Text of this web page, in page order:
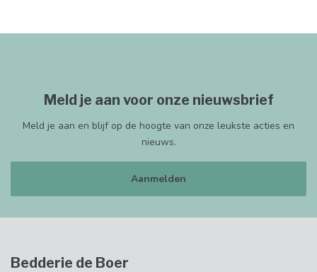
Meld je aan voor onze nieuwsbrief
Meld je aan en blijf op de hoogte van onze leukste acties en
nieuws.
Aanmelden
Bedderie de Boer